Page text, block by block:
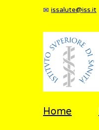
issalute@iss.it
Home